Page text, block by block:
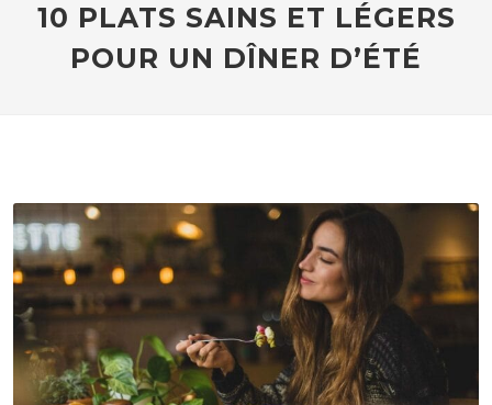
10 PLATS SAINS ET LÉGERS
POUR UN DÎNER D’ÉTÉ